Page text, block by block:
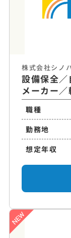
株式会社シノ
設備保全
メーカー
職種
勤務地
想定年収